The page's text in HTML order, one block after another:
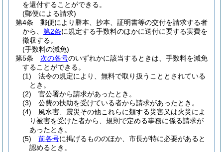
を還付することができる。
(郵便による請求)
第4条
郵便により謄本、抄本、証明書等の交付を請求する者
から、 第2条に規定する手数料のほかに送付に要する実費を
徴収する。
(手数料の減免)
第5条
次の各号のいずれかに該当するときは、手数料を減免
することができる。
(1)
法令の規定により、無料で取り扱うこととされている
とき。
(2)
官公署から請求があったとき。
(3)
公費の扶助を受けている者から請求があったとき。
(4)
風水害、震災その他これらに類する災害又は火災によ
り被害を受けた者から、規則で定める事務に係る請求が
あったとき。
(5)
前各号に掲げるもののほか、市長が特に必要があると
認めるとき。